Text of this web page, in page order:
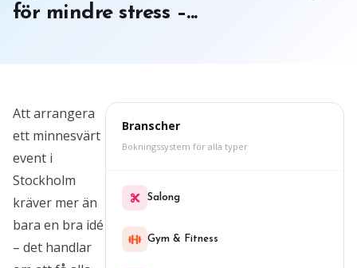
för mindre stress –...
Att arrangera
ett minnesvärt
event i
Stockholm
kräver mer än
bara en bra idé
– det handlar
Branscher
Bokningssystem för alla typer
Salong
Gym & Fitness